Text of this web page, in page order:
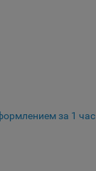
за 1 час